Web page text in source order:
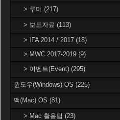
> 루머 (217)
> 보도자료 (113)
> IFA 2014 / 2017 (18)
> MWC 2017-2019 (9)
> 이벤트(Event) (295)
윈도우(Windows) OS (225)
맥(Mac) OS (81)
> Mac 활용팁 (23)